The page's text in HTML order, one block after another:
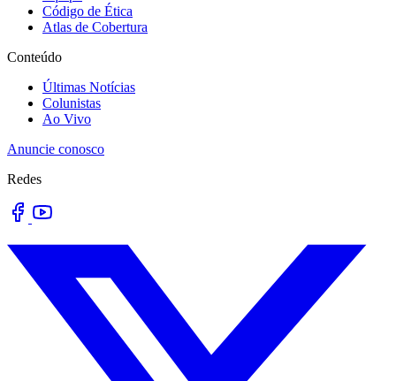
Código de Ética
Atlas de Cobertura
Conteúdo
Últimas Notícias
Colunistas
Ao Vivo
Anuncie conosco
Redes